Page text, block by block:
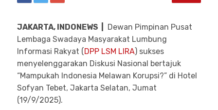
JAKARTA, INDONEWS |
Dewan Pimpinan Pusat
Lembaga Swadaya Masyarakat Lumbung
Informasi Rakyat ( DPP LSM LIRA) sukses
menyelenggarakan Diskusi Nasional bertajuk
“Mampukah Indonesia Melawan Korupsi?” di Hotel
Sofyan Tebet, Jakarta Selatan, Jumat
(19/9/2025).